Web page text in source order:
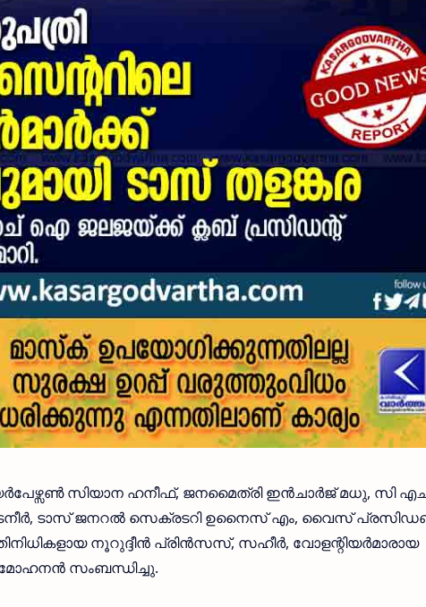
സിയാന ഹനീഫ്, ജനമൈത്രി ഇൻചാർജ് മധു, സി
ടാസ് ജനറൽ സെക്രടറി ഉനൈസ് എം, വൈസ്
നൂറുദ്ദീൻ പ്രിൻസസ്, സഹീർ, വോളന്റിയർമാരായ
മോഹനൻ സംബന്ധിച്ചു.